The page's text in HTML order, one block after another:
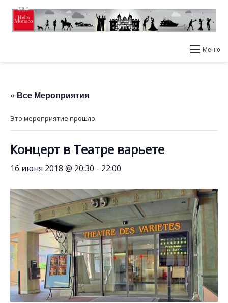
Меню
« Все Мероприятия
Это мероприятие прошло.
Концерт в Театре варьете
16 июня 2018 @ 20:30 - 22:00